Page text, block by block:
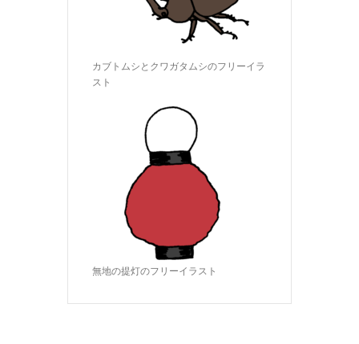
カブトムシとクワガタムシのフリーイラ
スト
無地の提灯のフリーイラスト